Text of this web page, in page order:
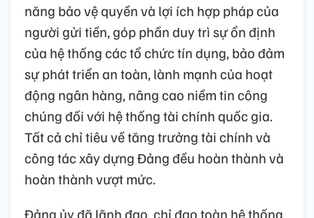
năng bảo vệ quyền và lợi ích hợp pháp của
người gửi tiền, góp phần duy trì sự ổn định
của hệ thống các tổ chức tín dụng, bảo đảm
sự phát triển an toàn, lành mạnh của hoạt
động ngân hàng, nâng cao niềm tin công
chúng đối với hệ thống tài chính quốc gia.
Tất cả chỉ tiêu về tăng trưởng tài chính và
công tác xây dựng Đảng đều hoàn thành và
hoàn thành vượt mức.
Đảng ủy đã lãnh đạo, chỉ đạo toàn hệ thống